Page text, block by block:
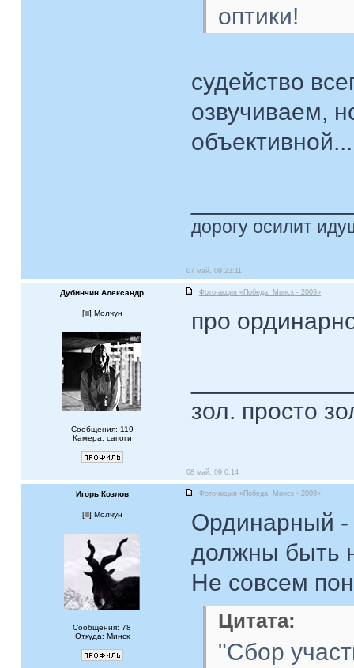
оптики!
судейство
озвучиваем,
дорогу осилит
07 май, 09 23:11
Дубинчин Александр Фото-акция «Победа. Минск - 2009»
[ ] Молчун
Сообщения: 119
Камера: сапоги
про
зол. просто
08 май, 09 0:14
Игорь Козлов Фото-акция «Победа. Минск - 2009»
[ ] Молчун
Сообщения: 78
Откуда: Минск
Ординарный -
должны быть
Не совсем
Цитата:
"Сбор